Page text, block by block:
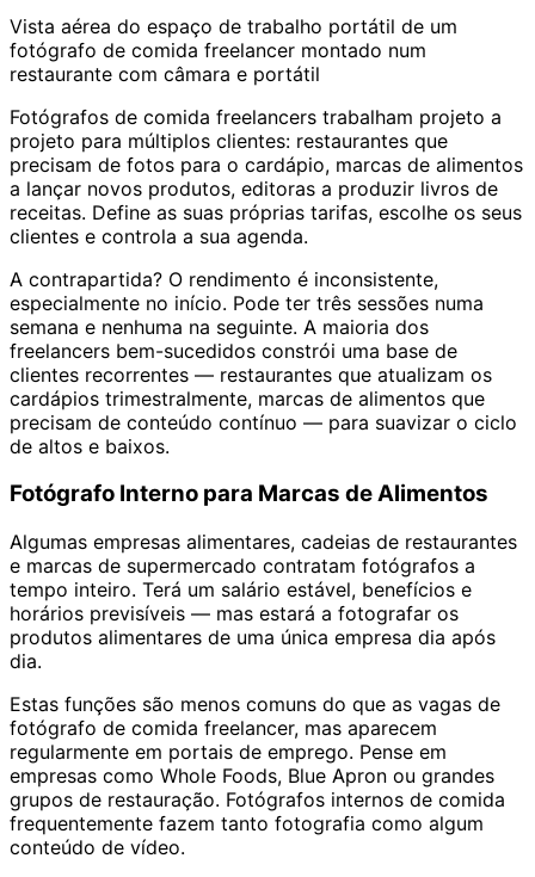
Vista aérea do espaço de trabalho portátil de um
fotógrafo de comida freelancer montado num
restaurante com câmara e portátil
Fotógrafos de comida freelancers trabalham projeto a
projeto para múltiplos clientes: restaurantes que
precisam de fotos para o cardápio, marcas de alimentos
a lançar novos produtos, editoras a produzir livros de
receitas. Define as suas próprias tarifas, escolhe os seus
clientes e controla a sua agenda.
A contrapartida? O rendimento é inconsistente,
especialmente no início. Pode ter três sessões numa
semana e nenhuma na seguinte. A maioria dos
freelancers bem-sucedidos constrói uma base de
clientes recorrentes — restaurantes que atualizam os
cardápios trimestralmente, marcas de alimentos que
precisam de conteúdo contínuo — para suavizar o ciclo
de altos e baixos.
Fotógrafo Interno para Marcas de Alimentos
Algumas empresas alimentares, cadeias de restaurantes
e marcas de supermercado contratam fotógrafos a
tempo inteiro. Terá um salário estável, benefícios e
horários previsíveis — mas estará a fotografar os
produtos alimentares de uma única empresa dia após
dia.
Estas funções são menos comuns do que as vagas de
fotógrafo de comida freelancer, mas aparecem
regularmente em portais de emprego. Pense em
empresas como Whole Foods, Blue Apron ou grandes
grupos de restauração. Fotógrafos internos de comida
frequentemente fazem tanto fotografia como algum
conteúdo de vídeo.